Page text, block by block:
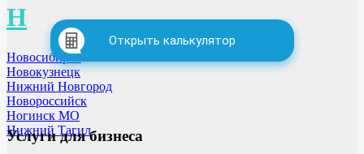
Н
Новосибирск
Новокузнецк
Нижний Новгород
Новороссийск
Ногинск МО
Нижний Тагил
Открыть калькулятор
Услуги для бизнеса